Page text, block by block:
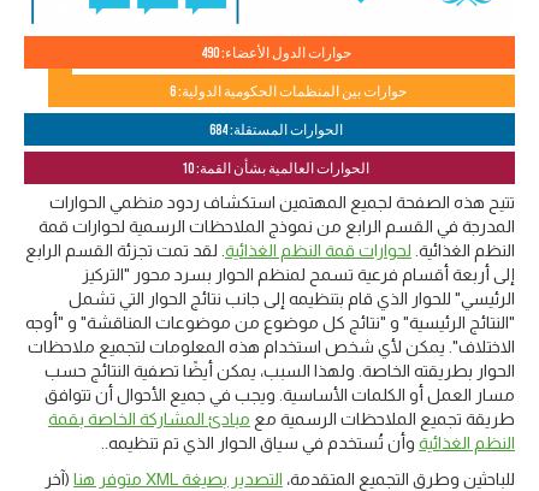
حوارات الدول الأعضاء: 490
حوارات بين المنظمات الحكومية الدولية: 6
الحوارات المستقلة: 684
الحوارات العالمية بشأن القمة: 10
تتيح هذه الصفحة لجميع المهتمين استكشاف ردود منظمي الحوارات
المدرجة في القسم الرابع من نموذج الملاحظات الرسمية لحوارات قمة
النظم الغذائية. لحوارات قمة النظم الغذائية . لقد تمت تجزئة القسم الرابع
إلى أربعة أقسام فرعية تسمح لمنظم الحوار بسرد محور "التركيز
الرئيسي" للحوار الذي قام بتنظيمه إلى جانب نتائج الحوار التي تشمل
"النتائج الرئيسية" و "نتائج كل موضوع من موضوعات المناقشة" و "أوجه
الاختلاف". يمكن لأي شخص استخدام هذه المعلومات لتجميع ملاحظات
الحوار بطريقته الخاصة. ولهذا السبب، يمكن أيضًا تصفية النتائج حسب
مسار العمل أو الكلمات الأساسية. ويجب في جميع الأحوال أن تتوافق
طريقة تجميع الملاحظات الرسمية مع مبادئ المشاركة الخاصة بقمة
النظم الغذائية وأن تُستخدم في سياق الحوار الذي تم تنظيمه..
للباحثين وطرق التجميع المتقدمة، التصدير بصيغة XML متوفر هنا
(آخر